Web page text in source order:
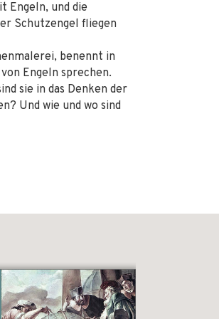
Engeln, und die
Schutzengel fliegen
benennt in
Engeln sprechen.
sie in das Denken der
Und wie und wo sind